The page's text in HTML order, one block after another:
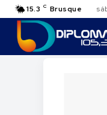
15.3 C Brusque